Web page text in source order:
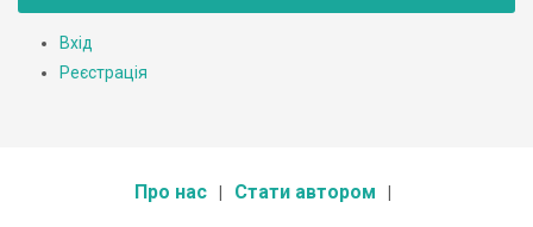
Вхід
Реєстрація
Про нас Стати автором